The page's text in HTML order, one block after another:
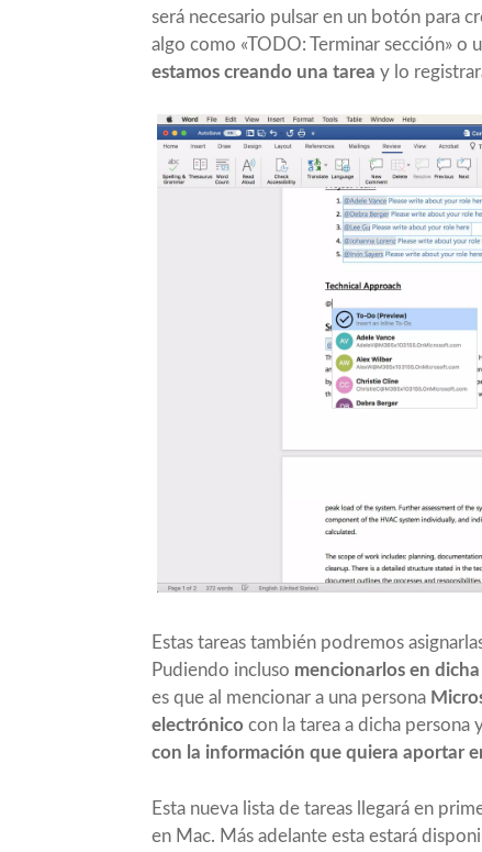
será necesario pulsar en un botón para
algo como «TODO: Terminar sección» o
estamos creando una tarea y lo
Estas tareas también podremos
Pudiendo incluso mencionarlos en
es que al mencionar a una persona
electrónico con la tarea a dicha persona
con la información que quiera aportar
Esta nueva lista de tareas llegará en
en Mac. Más adelante esta estará